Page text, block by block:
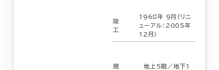
竣
工
1968年 9月（リニ
ューアル：2005年
12月）
規
地上5階／地下1